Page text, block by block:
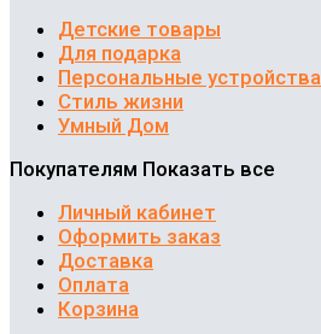
Детские товары
Для подарка
Персональные устройства
Стиль жизни
Умный Дом
Покупателям Показать все
Личный кабинет
Оформить заказ
Доставка
Оплата
Корзина